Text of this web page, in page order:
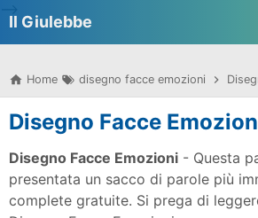
Il Giulebbe
Home disegno facce emozioni
Disegno Facce
Disegno Facce Emozioni - Questa
presentata un sacco di parole più
complete gratuite. Si prega di